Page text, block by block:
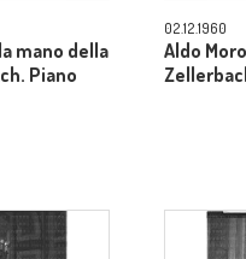
mano della
Piano
02.12.1960
Aldo